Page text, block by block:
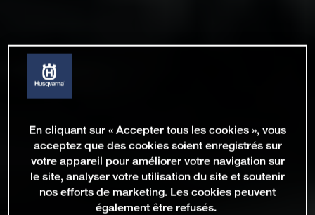
En cliquant sur « Accepter tous les cookies », vous
acceptez que des cookies soient enregistrés sur
votre appareil pour améliorer votre navigation sur
le site, analyser votre utilisation du site et soutenir
nos efforts de marketing. Les cookies peuvent
également être refusés.